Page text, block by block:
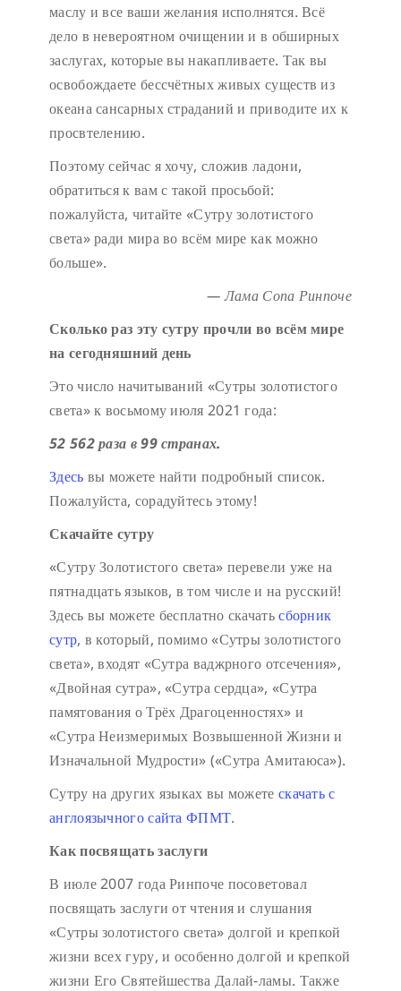
маслу и все ваши желания исполнятся. Всё
дело в невероятном очищении и в обширных
заслугах, которые вы накапливаете. Так вы
освобождаете бессчётных живых существ из
океана сансарных страданий и приводите их к
просвтелению.
Поэтому сейчас я хочу, сложив ладони,
обратиться к вам с такой просьбой:
пожалуйста, читайте «Сутру золотистого
света» ради мира во всём мире как можно
больше».
— Лама Сопа Ринпоче
Сколько раз эту сутру прочли во всём мире
на сегодняшний день
Это число начитываний «Сутры золотистого
света» к восьмому июля 2021 года:
52 562 раза в 99 странах.
Здесь вы можете найти подробный список.
Пожалуйста, сорадуйтесь этому!
Скачайте сутру
«Сутру Золотистого света» перевели уже на
пятнадцать языков, в том числе и на русский!
Здесь вы можете бесплатно скачатьсборник
сутр, в который, помимо «Сутры золотистого
света», входят «Сутра ваджрного отсечения»,
«Двойная сутра», «Сутра сердца», «Сутра
памятования о Трёх Драгоценностях» и
«Сутра Неизмеримых Возвышенной Жизни и
Изначальной Мудрости» («Сутра Амитаюса»).
Сутру на других языках вы можете скачать с
англоязычного сайта ФПМТ.
Как посвящать заслуги
В июле 2007 года Ринпоче посоветовал
посвящать заслуги от чтения и слушания
«Сутры золотистого света» долгой и крепкой
жизни всех гуру, и особенно долгой и крепкой
жизни Его Святейшества Далай-ламы. Также